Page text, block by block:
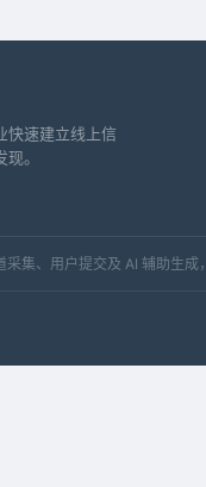
快速建立线上信
。
集、用户提交及 AI 辅助生